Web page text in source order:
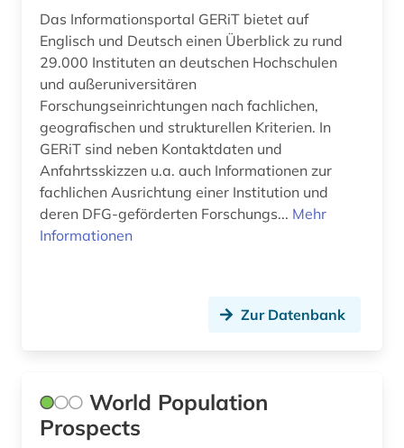
bankenstatistik (3)
bankgeheimnis (1)
bankwesen (2)
bantusprachen (1)
bargheer (1)
bat-wert (1)
baugeräte (1)
Das Informationsportal GERiT bietet auf
Englisch und Deutsch einen Überblick zu rund
29.000 Instituten an deutschen Hochschulen
und außeruniversitären
Forschungseinrichtungen nach fachlichen,
geografischen und strukturellen Kriterien. In
GERiT sind neben Kontaktdaten und
Anfahrtsskizzen u.a. auch Informationen zur
fachlichen Ausrichtung einer Institution und
deren DFG-geförderten Forschungs... Mehr
Informationen
Zur Datenbank
World Population
Prospects